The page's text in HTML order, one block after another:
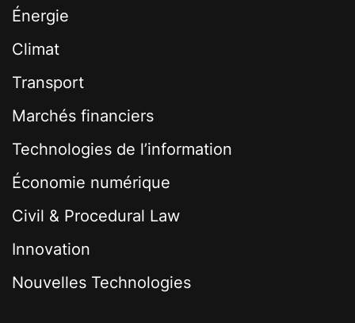
Énergie
Climat
Transport
Marchés financiers
Technologies de l’information
Économie numérique
Civil & Procedural Law
Innovation
Nouvelles Technologies